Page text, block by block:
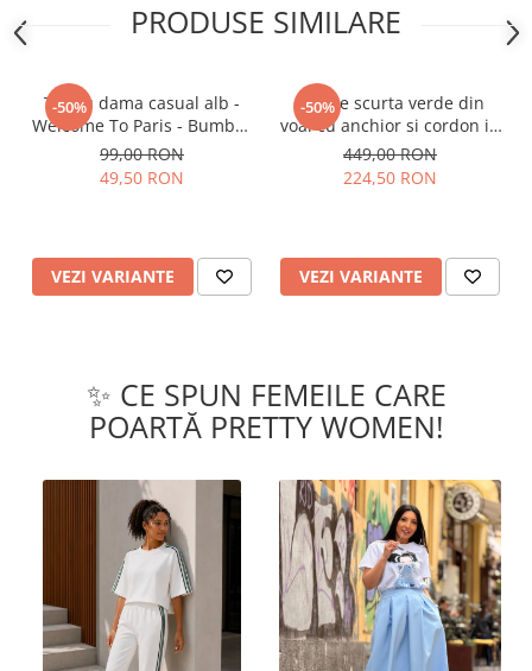
PRODUSE SIMILARE
-50%
Tricou dama casual alb -
Welcome To Paris - Bumbac
Organic
99,00 RON
49,50 RON
VEZI VARIANTE
-50%
Rochie scurta verde din
voal cu anchior si cordon in
talie
449,00 RON
224,50 RON
VEZI VARIANTE
✨ CE SPUN FEMEILE CARE
POARTĂ PRETTY WOMEN!